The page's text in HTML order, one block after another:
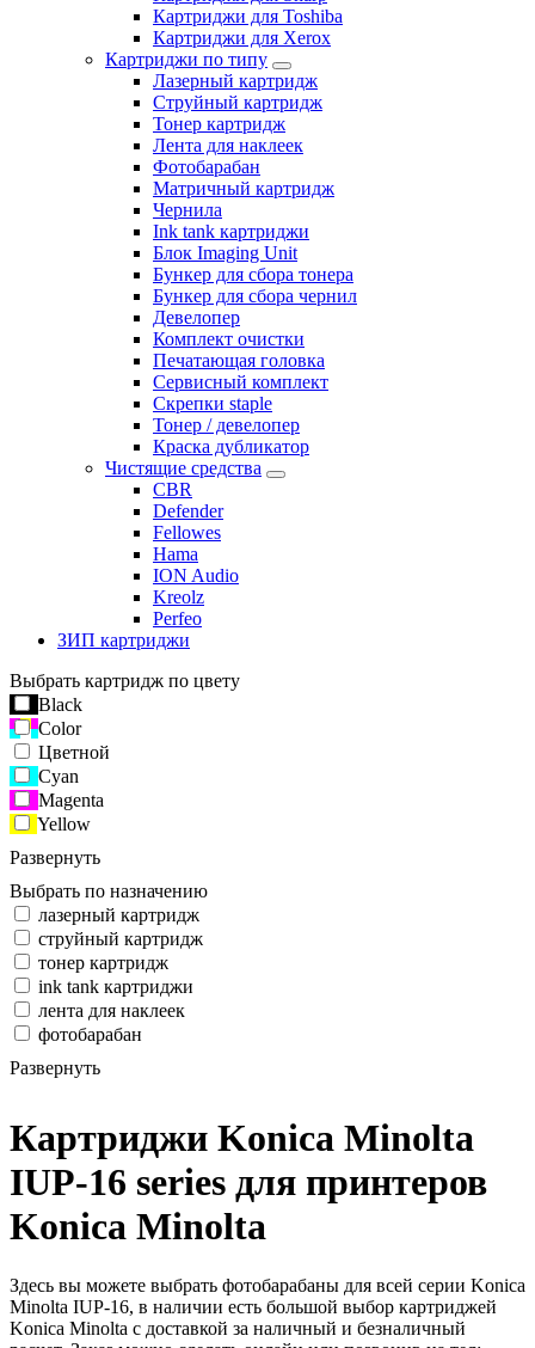
Картриджи для Toshiba
Картриджи для Xerox
Картриджи по типу
Лазерный картридж
Струйный картридж
Тонер картридж
Лента для наклеек
Фотобарабан
Матричный картридж
Чернила
Ink tank картриджи
Блок Imaging Unit
Бункер для сбора тонера
Бункер для сбора чернил
Девелопер
Комплект очистки
Печатающая головка
Сервисный комплект
Скрепки staple
Тонер / девелопер
Краска дубликатор
Чистящие средства
CBR
Defender
Fellowes
Hama
ION Audio
Kreolz
Perfeo
ЗИП картриджи
Выбрать картридж по цвету
Black
Color
Цветной
Cyan
Magenta
Yellow
Развернуть
Выбрать по назначению
лазерный картридж
струйный картридж
тонер картридж
ink tank картриджи
лента для наклеек
фотобарабан
Развернуть
Картриджи Konica Minolta
IUP-16 series для принтеров
Konica Minolta
Здесь вы можете выбрать фотобарабаны для всей серии Konica
Minolta IUP-16, в наличии есть большой выбор картриджей
Konica Minolta с доставкой за наличный и безналичный